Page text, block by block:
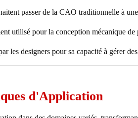
passer de la CAO traditionnelle à
utilisé pour la conception mécanique
les designers pour sa capacité à gérer
d'Application